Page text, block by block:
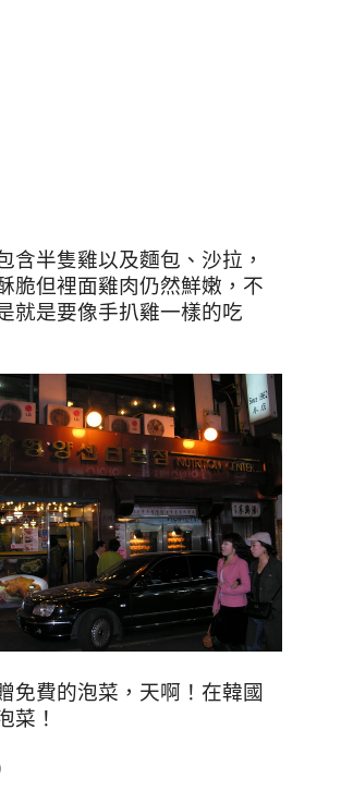
含半隻雞以及麵包、沙拉，
脆但裡面雞肉仍然鮮嫩，不
就是要像手扒雞一樣的吃
免費的泡菜，天啊 ！在韓國
菜 ！